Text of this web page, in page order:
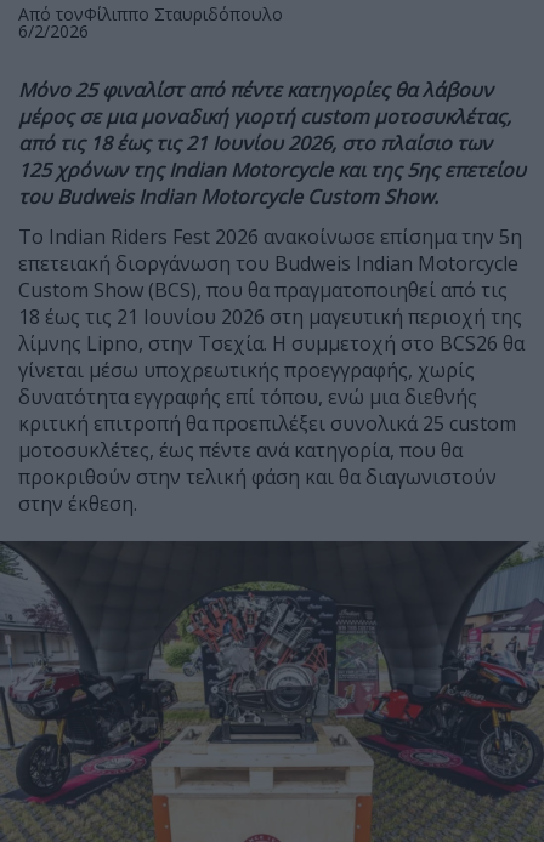
Από τονΦίλιππο Σταυριδόπουλο
6/2/2026
Μόνο 25 φιναλίστ από πέντε κατηγορίες θα λάβουν
μέρος σε μια μοναδική γιορτή custom μοτοσυκλέτας,
από τις 18 έως τις 21 Ιουνίου 2026, στο πλαίσιο των
125 χρόνων της Indian Motorcycle και της 5ης επετείου
τουBudweis Indian Motorcycle Custom Show.
Το Indian Riders Fest 2026 ανακοίνωσε επίσημα την 5η
επετειακή διοργάνωση του Budweis Indian Motorcycle
Custom Show (BCS), που θα πραγματοποιηθεί από τις
18 έως τις 21 Ιουνίου 2026 στη μαγευτική περιοχή της
λίμνης Lipno, στην Τσεχία. Η συμμετοχή στο BCS26 θα
γίνεται μέσω υποχρεωτικής προεγγραφής, χωρίς
δυνατότητα εγγραφής επί τόπου, ενώ μια διεθνής
κριτική επιτροπή θα προεπιλέξει συνολικά 25 custom
μοτοσυκλέτες, έως πέντε ανά κατηγορία, που θα
προκριθούν στην τελική φάση και θα διαγωνιστούν
στην έκθεση.